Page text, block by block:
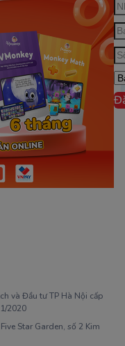
và Đầu tư TP Hà Nội cấp
2020
Star Garden, số 2 Kim